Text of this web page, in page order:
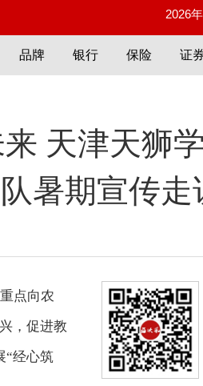
2026
品牌 银行 保险 证
天津天狮
暑期宣传走
点向农
，促进教
“经心筑